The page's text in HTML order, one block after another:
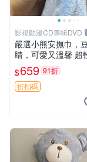
影視動漫CD專輯DVD
嚴選小熊安撫巾，
睛，可愛又溫馨 超
巾，豆豆設計，哄
約克豆豆眼安撫巾
眼
$659 91折
折扣碼